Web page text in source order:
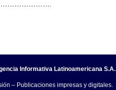
Informativa Latinoamericana S.A.
– Publicaciones impresas y digitales.